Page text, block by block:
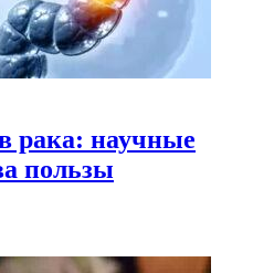
рака: научные
пользы